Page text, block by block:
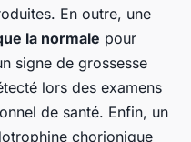
En outre, une
la normale pour
signe de grossesse
lors des examens
de santé. Enfin, un
chorionique